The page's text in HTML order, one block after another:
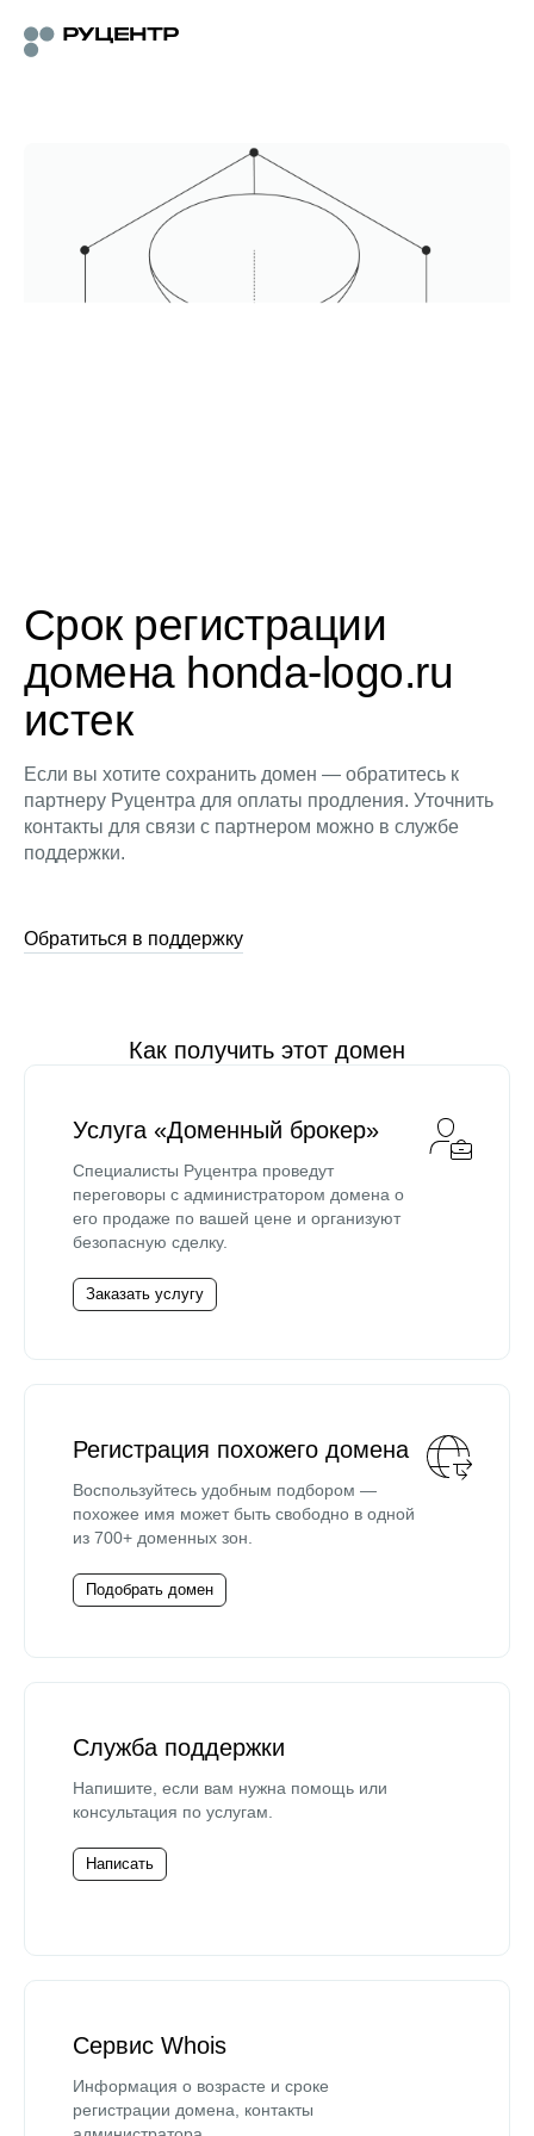
Срок регистрации
домена honda-logo.ru
истек
Если вы хотите сохранить домен — обратитесь к
партнеру Руцентра для оплаты продления. Уточнить
контакты для связи с партнером можно в службе
поддержки.
Обратиться в поддержку
Как получить этот домен
Услуга «Доменный брокер»
Специалисты Руцентра проведут
переговоры с администратором домена о
его продаже по вашей цене и организуют
безопасную сделку.
Заказать услугу
Регистрация похожего домена
Воспользуйтесь удобным подбором —
похожее имя может быть свободно в одной
из 700+ доменных зон.
Подобрать домен
Служба поддержки
Напишите, если вам нужна помощь или
консультация по услугам.
Написать
Сервис Whois
Информация о возрасте и сроке
регистрации домена, контакты